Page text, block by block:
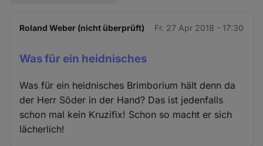
Roland Weber (nicht überprüft) Fr. 27 Apr 2018 - 17:30
Was für ein heidnisches
Was für ein heidnisches Brimborium hält denn da
der Herr Söder in der Hand? Das ist jedenfalls
schon mal kein Kruzifix! Schon so macht er sich
lächerlich!